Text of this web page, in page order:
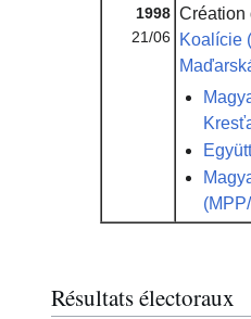
1998
21/06
Koalície
Résultats électoraux